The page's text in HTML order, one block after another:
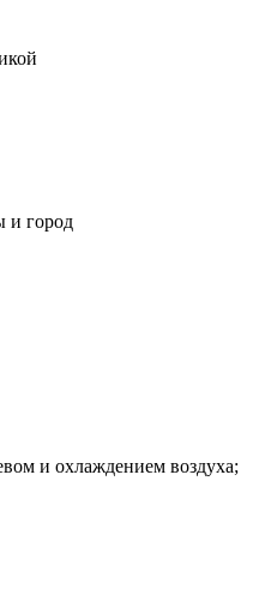
и город
и охлаждением воздуха;